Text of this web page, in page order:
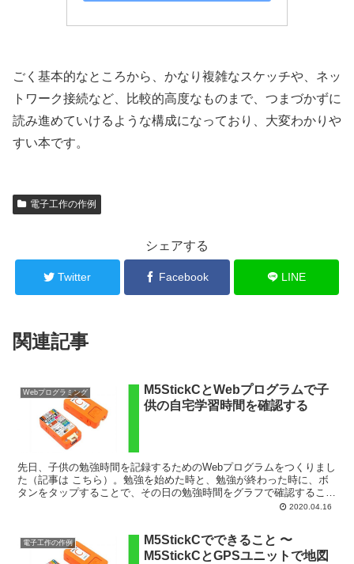
ごく基本的なところから、かなり複雑なスケッチや、ネッ
トワーク接続など、比較的高度なものまで、つまづかずに
読み進めていけるような構成になっており、大変わかりや
すい本です。
電子工作の作例
シェアする
Twitter Facebook LINE
関連記事
Webプログラミング
M5StickCとWebプログラムで子
供の自宅学習時間を確認する
先日、子供の勉強時間を記録するためのWebプログラムをつくりまし
た（記事は こちら）。勉強を始めた時と、勉強が終わった時に、ボ
タンをタップすることで、その日の勉強時間をグラフで確認すること
ができるというものです。1日の勉強時間を「見える化」...2020.04.16
電子工作の作例
M5StickCでできること 〜
M5StickCとGPSユニットで地図